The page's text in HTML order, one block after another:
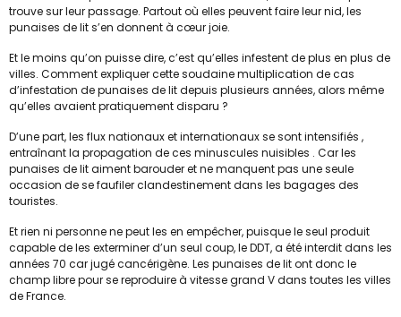
trouve sur leur passage. Partout où elles peuvent faire leur nid, les
punaises de lit s’en donnent à cœur joie.
Et le moins qu’on puisse dire, c’est qu’elles infestent de plus en plus de
villes. Comment expliquer cette soudaine multiplication de cas
d’infestation de punaises de lit depuis plusieurs années, alors même
qu’elles avaient pratiquement disparu ?
D’une part, les flux nationaux et internationaux se sont intensifiés ,
entraînant la propagation de ces minuscules nuisibles . Car les
punaises de lit aiment barouder et ne manquent pas une seule
occasion de se faufiler clandestinement dans les bagages des
touristes.
Et rien ni personne ne peut les en empêcher, puisque le seul produit
capable de les exterminer d’un seul coup, le DDT, a été interdit dans les
années 70 car jugé cancérigène. Les punaises de lit ont donc le
champ libre pour se reproduire à vitesse grand V dans toutes les villes
de France.